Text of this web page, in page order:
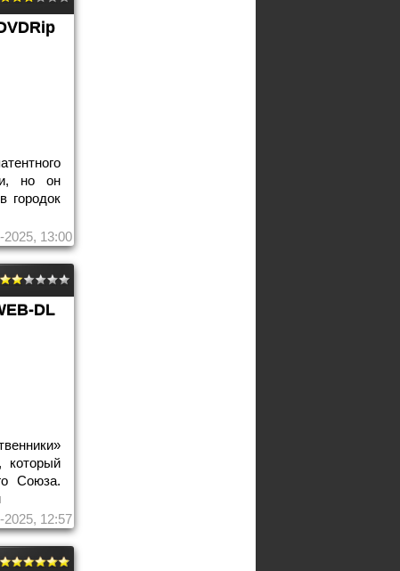
но он
городок
2025, 13:00
DL
который
Союза.
2025, 12:57